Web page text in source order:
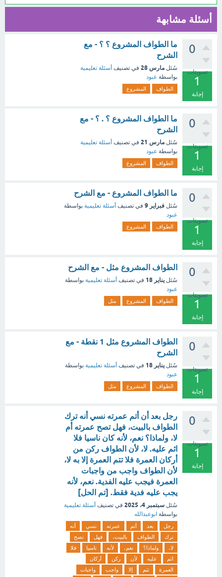
أسئلة مشابهة
0
تصويتات
1
إجابة
ما الطواف المشروع ؟ ؟ - مع
الشرح
سُئل مارس 28 في تصنيف أسئلة تعليمية
بواسطة عبود
الطواف المشروع
0
تصويتات
1
إجابة
ما الطواف المشروع ؟ . ؟ - مع
الشرح
سُئل مارس 21 في تصنيف أسئلة تعليمية
بواسطة عبود
الطواف المشروع
0
تصويتات
1
إجابة
ما الطواف المشروع - مع الشرح
سُئل فبراير 9 في تصنيف أسئلة تعليمية بواسطة
عبود
الطواف المشروع
0
تصويتات
1
إجابة
الطواف المشروع مثل - مع الشرح
سُئل يناير 18 في تصنيف أسئلة تعليمية بواسطة
عبود
الطواف المشروع مثل
0
تصويتات
1
إجابة
الطواف المشروع مثل 1 نقطة - مع
الشرح
سُئل يناير 18 في تصنيف أسئلة تعليمية بواسطة
عبود
الطواف المشروع مثل
0
تصويتات
1
إجابة
رجل بعد أن أتم عمرته نسي أنه ترك
الطواف بالبيت، فهل تصح عمرته أم
لا، ولماذا؟ نعم، لأنه كان ناسيا فلا
اثم عليه. لا، لأن الطواف ركن من
أركان العمرة فلا تتم العمرة إلا به لا،
لأن الطواف واجب من واجبات
العمرة فيجب عليه الفدية. نعم، لأنه
يجب عليه فدية فقط. [تم الحل]
سُئل سبتمبر 4، 2025 في تصنيف أسئلة تعليمية
بواسطة ابوعبدالله
رجل بعد أتم عمرته نسي
أنه
ترك
الطواف بالبيت، فهل
تصح
لا،
ولماذا؟ نعم، لأنه ناسيا
فلا
اثم
عليه لأن ركن
أركان
العمرة
تتم إلا واجب
واجبات